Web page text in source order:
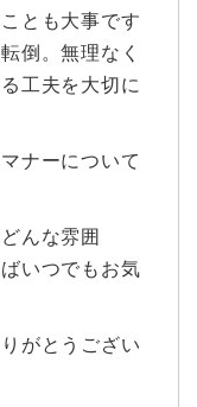
とも大事です
倒。無理なく
工夫を大切に
ナーについて
んな雰囲
いつでもお気
がとうござい